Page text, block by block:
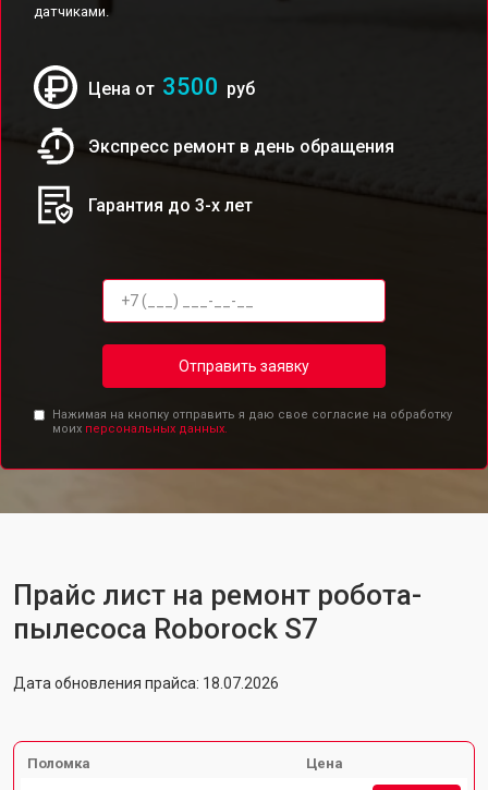
датчиками.
Цена от 3500 руб
Экспресс ремонт в день обращения
Гарантия до 3-х лет
Отправить заявку
Нажимая на кнопку отправить я даю свое согласие на обработку
моих персональных данных.
Прайс лист на ремонт робота-
пылесоса Roborock S7
Дата обновления прайса: 18.07.2026
Поломка Цена